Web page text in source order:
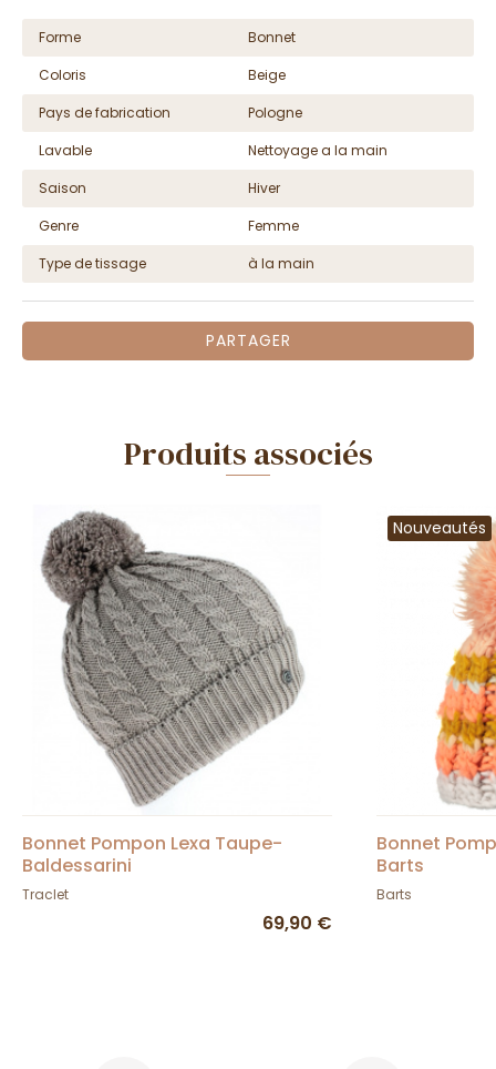
Forme
Bonnet
Coloris
Beige
Pays de fabrication
Pologne
Lavable
Nettoyage a la main
Saison
Hiver
Genre
Femme
Type de tissage
à la main
PARTAGER
Produits associés
Bonnet Pompon Lexa Taupe-
Baldessarini
Traclet
69,90 €
Nouveautés
Bonnet
Barts
Barts